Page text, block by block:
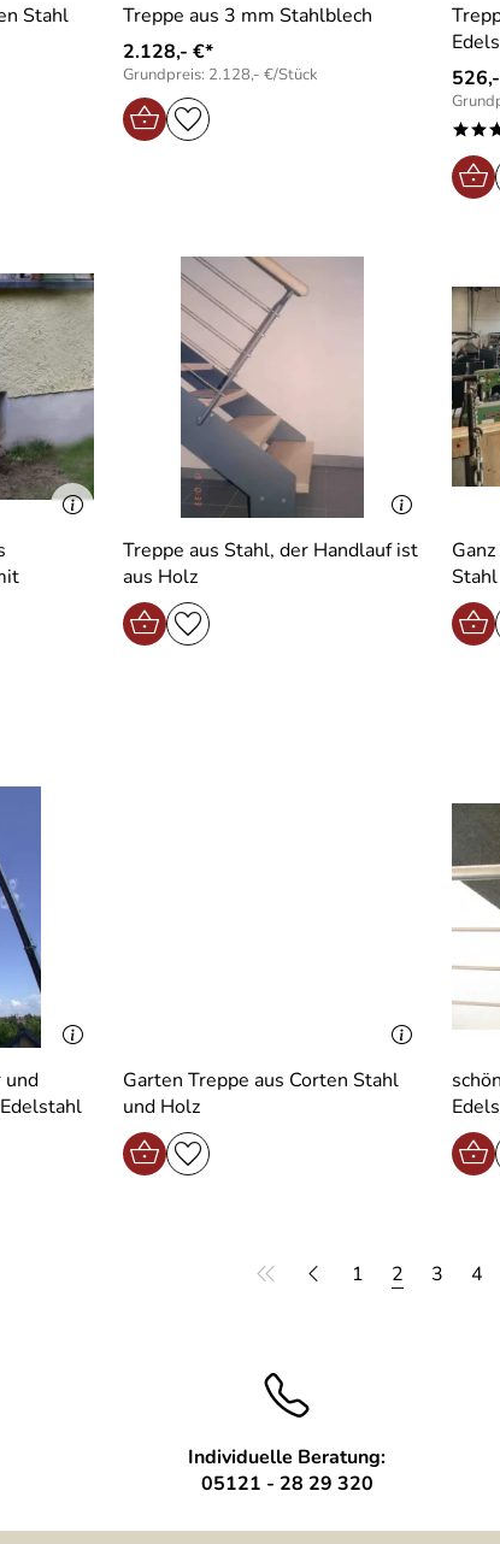
Stahl
Treppe aus 3 mm Stahlblech
2.128,- €*
Grundpreis: 2.128,- €/Stück
Treppe aus Stahl, der Handlauf ist
aus Holz
Stahl
und
Garten Treppe aus Corten Stahl
und Holz
1 2 3 4
Individuelle Beratung:
05121 - 28 29 320